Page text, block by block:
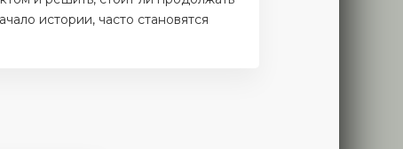
истории, часто становятся